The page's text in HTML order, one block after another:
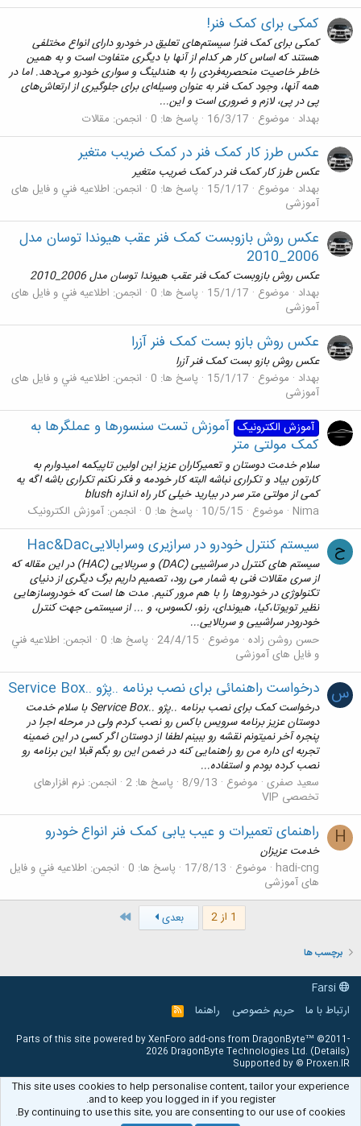
کمکی برای کمک فنر!
کمکی برای کمک فنر! سیستم‌های تعلیق در خودرو دارای انواع مختلفی
هستند که اساس کار هر کدام از آنها با دیگری متفاوت است و به همین
خاطر خاصیت منحصر‌به‌فردی را به هندلینگ و سواری خودرو می‌دهد. اما در
همه آنها، وجود کمک فنر به عنوان وسیله‌ای برای جلوگیری از ارتعاش‌های
پی در پی، لازم و ضروری است و این...
بهداد موضوع 16/3/17 پاسخ ها: 0 انجمن: مقالات
عکس طرز کار کمک فنر در کمک ضریب متغیر
عکس طرز کار کمک فنر در کمک ضریب متغیر
بهداد موضوع 15/1/17 پاسخ ها: 0 انجمن: اطلاعيه فني و فایل های
آموزشی
عکس روش بازوبست کمک فنر عقب هیوندا توسان مدل
2006_2010
عکس روش بازوبست کمک فنر عقب هیوندا توسان مدل 2006_2010
بهداد موضوع 15/1/17 پاسخ ها: 0 انجمن: اطلاعيه فني و فایل های
آموزشی
عکس روش بازو بست کمک فنر آزرا
عکس روش بازو بست کمک فنر آزرا
بهداد موضوع 15/1/17 پاسخ ها: 0 انجمن: اطلاعيه فني و فایل های
آموزشی
آموزش الکترونیک آموزش تست سنسورها و عملگرها به
کمک مولتی متر
سلام خدمت دوستان و تعمیرکاران عزیز این اولین تاپیکمه امیدوارم به
کارتون بیاد و تکراری نباشه البته کار خودمه و فکر نکنم تکراری باشه اگه یه
کمی از مولتی متر سر در بیارید خیلی کار راه اندازه blush
Nima موضوع 10/5/15 پاسخ ها: 0 انجمن: آموزش الکترونیک
ح سیستم کنترل خودرو در سرازیری وسرابالاییHac&Dac
سیستم های کنترل در سراشیبی (DAC) و سربالایی (HAC) در این مقاله که
از سری مقالات فنی به شمار می رود، تصمیم داریم برگ دیگری از دنیای
تکنولوژی در خودروها را با هم مرور کنیم. مدت ها است که خودروسازهایی
نظیر تویوتا،کیا، هیوندای، رنو، لکسوس، و ... از سیستمی جهت کنترل
خودرودر سراشیبی و سربالایی...
حسن روشن زاده موضوع 24/4/15 پاسخ ها: 0 انجمن: اطلاعيه فني
و فایل های آموزشی
س درخواست راهنمائی برای نصب برنامه ..پژو ..Service Box
درخواست کمک برای نصب برنامه ..پژو ..Service Box با سلام خدمت
دوستان عزیز برنامه سرویس باکس رو نصب کردم ولی در مرحله اجرا در
پنجره آخر نمیتونم نقشه رو ببینم لطفا از دوستان اگر کسی در این ضمینه
تجربه ای داره من رو راهنمایی کنه در ضمن این رو بگم قبلا این برنامه رو
نصب کرده بودم و استفاده...
سعید صفری موضوع 8/9/13 پاسخ ها: 2 انجمن: نرم افزارهای
تخصصی VIP
H راهنمای تعمیرات و عیب یابی کمک فنر انواع خودرو
خدمت عزیزان
hadi-cng موضوع 17/8/13 پاسخ ها: 0 انجمن: اطلاعيه فني و فایل
های آموزشی
1 از 2
بعدی آخر
برچسب ها
ارتباط با ما
حریم خصوصی راهنما
R
S
S
Parts of this site powered byXenForo add-ons from DragonByte™ ©2011-
2026 DragonByte Technologies Ltd. (Details)
Supported by © Proxen.IR
This site uses cookies to help personalise content, tailor your experience
and to keep you logged in if you register.
By continuing to use this site, you are consenting to our use of cookies.